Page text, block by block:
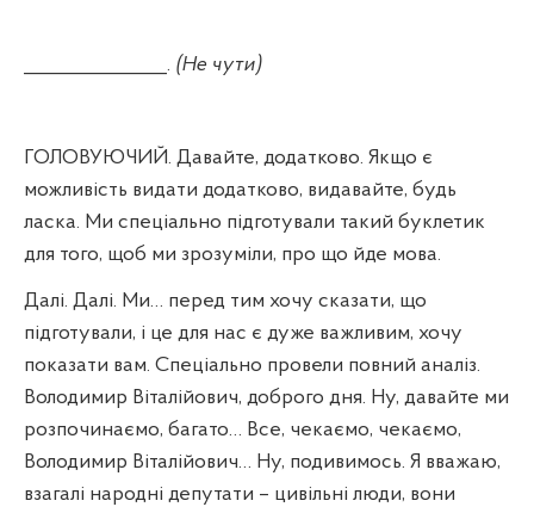
_______________. (Не чути)
ГОЛОВУЮЧИЙ. Давайте, додатково. Якщо є
можливість видати додатково, видавайте, будь
ласка. Ми спеціально підготували такий буклетик
для того, щоб ми зрозуміли, про що йде мова.
Далі. Далі. Ми… перед тим хочу сказати, що
підготували, і це для нас є дуже важливим, хочу
показати вам. Спеціально провели повний аналіз.
Володимир Віталійович, доброго дня. Ну, давайте ми
розпочинаємо, багато… Все, чекаємо, чекаємо,
Володимир Віталійович… Ну, подивимось. Я вважаю,
взагалі народні депутати – цивільні люди, вони